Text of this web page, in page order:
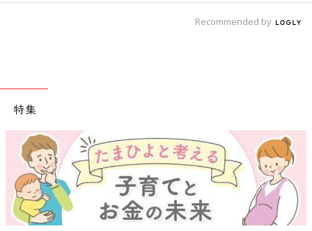
Recommended by
特集